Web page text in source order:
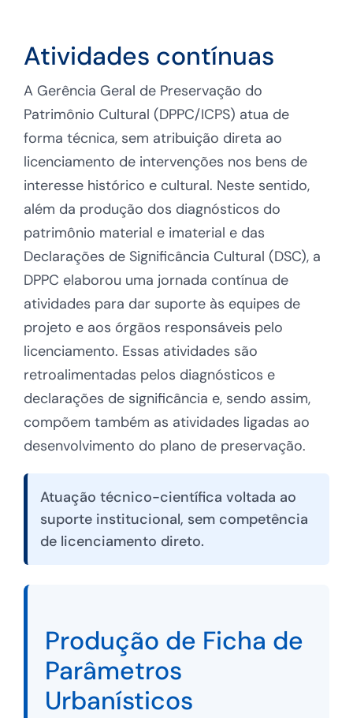
Atividades contínuas
A Gerência Geral de Preservação do
Patrimônio Cultural (DPPC/ICPS) atua de
forma técnica, sem atribuição direta ao
licenciamento de intervenções nos bens de
interesse histórico e cultural. Neste sentido,
além da produção dos diagnósticos do
patrimônio material e imaterial e das
Declarações de Significância Cultural (DSC), a
DPPC elaborou uma jornada contínua de
atividades para dar suporte às equipes de
projeto e aos órgãos responsáveis pelo
licenciamento. Essas atividades são
retroalimentadas pelos diagnósticos e
declarações de significância e, sendo assim,
compõem também as atividades ligadas ao
desenvolvimento do plano de preservação.
Atuação técnico-científica voltada ao
suporte institucional, sem competência
de licenciamento direto.
Produção de Ficha de
Parâmetros
Urbanísticos